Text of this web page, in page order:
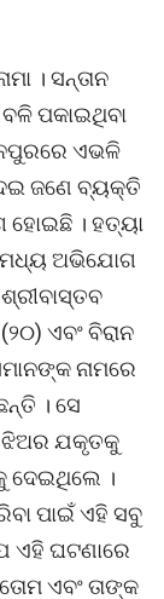
। ସନ୍ତାନ
ପକାଇଥିବା
ଏଭଳି
ଜଣେ ବ୍ୟକ୍ତି
ହୋଇଛି । ହତ୍ୟା
ମଧ୍ୟ ଅଭିଯୋଗ
ଏବଂ ବିରାନ
ନାମରେ
। ସେ
ଝିଅର ଯକୃତକୁ
ଦେଇଥିଲେ ।
ପାଇଁ ଏହି ସବୁ
ଏହି ଘଟଣାରେ
ଏବଂ ତାଙ୍କ